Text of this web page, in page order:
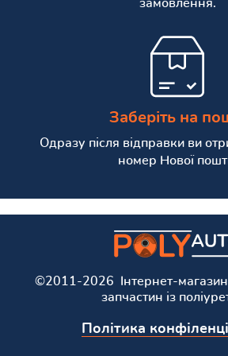
замовлення.
Заберіть на
Одразу після відправки ви
номер Нової
©2011-2026 Інтернет-магазин
запчастин із
Політика